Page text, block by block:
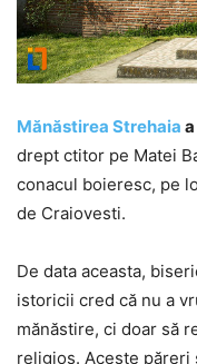
Mănăstirea Strehaia
drept ctitor pe Matei
conacul boieresc, pe
de Craiovesti.
De data aceasta,
istoricii cred că nu a
mănăstire, ci doar să
religios. Aceste